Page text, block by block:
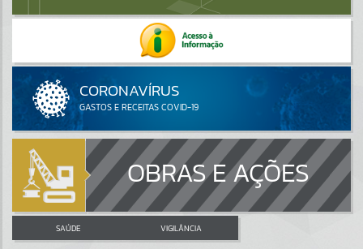
OBRAS E AÇÕES
SAÚDE VIGILÂNCIA